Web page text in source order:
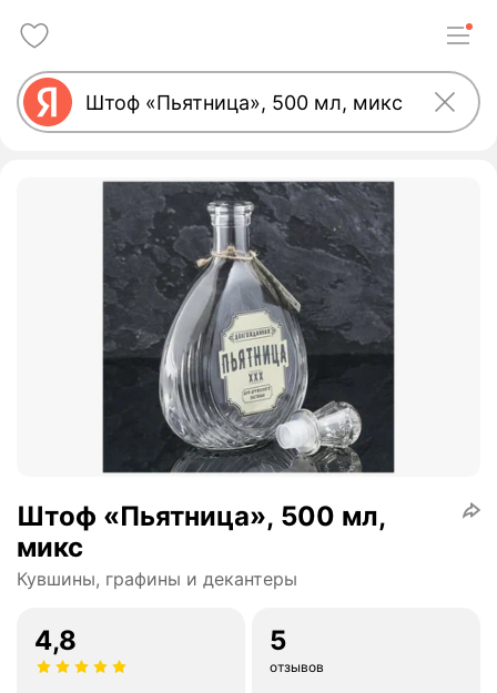
Штоф «Пьятница», 500 мл,
микс
Кувшины, графины и декантеры
4,8 5
отзывов